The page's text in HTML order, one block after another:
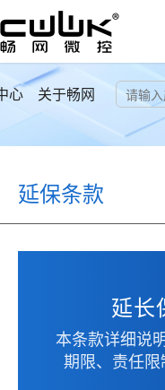
心 关于畅网
延保条款
延长
本条款详细说
期限、责任